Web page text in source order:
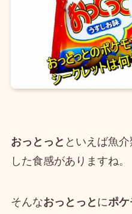
おっとっと といえば魚
した食感がありますね。
そんなおっとっと にポケ